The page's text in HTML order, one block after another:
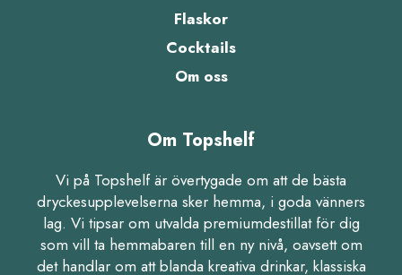
Flaskor
Cocktails
Om oss
Om Topshelf
Vi på Topshelf är övertygade om att de bästa
dryckesupplevelserna sker hemma, i goda vänners
lag. Vi tipsar om utvalda premiumdestillat för dig
som vill ta hemmabaren till en ny nivå, oavsett om
det handlar om att blanda kreativa drinkar, klassiska